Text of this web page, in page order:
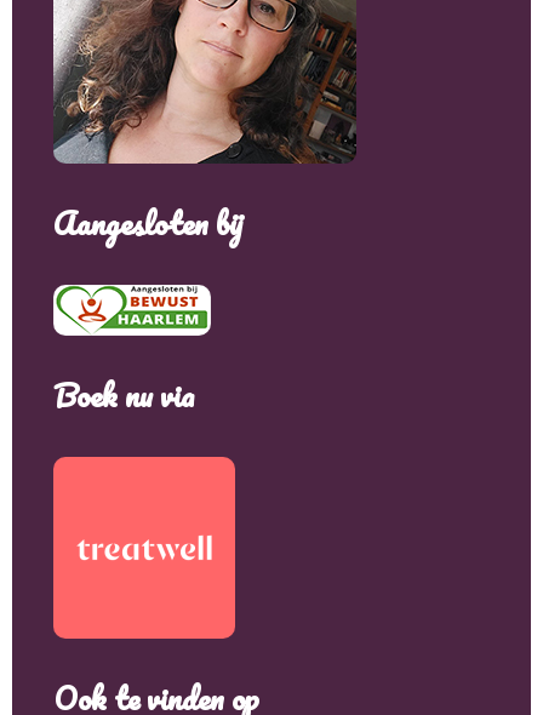
Aangesloten bij
Boek nu via
Ook te vinden op